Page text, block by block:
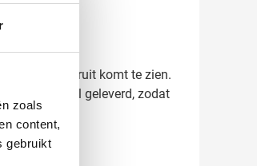
zoals
content,
gebruikt
eruit komt te zien.
worden snel geleverd, zodat